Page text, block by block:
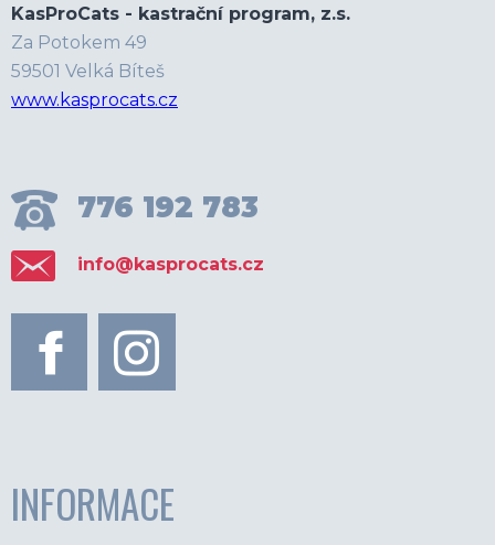
KasProCats - kastrační program, z.s.
Za Potokem 49
59501 Velká Bíteš
www.kasprocats.cz
776 192 783
info@kasprocats.cz
INFORMACE